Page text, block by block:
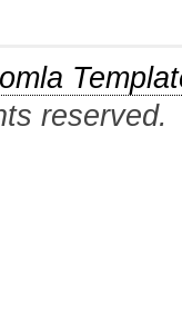
reserved.